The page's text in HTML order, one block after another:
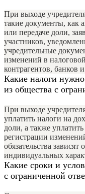
При выходе
такие документы, как
или передаче доли,
участников,
учредительные
изменений в
контрагентов, банков
Какие налоги
из общества с
При выходе
уплатить налоги на
доли, а также
регистрации
обязательства
индивидуальных
Какие сроки и
с ограниченной